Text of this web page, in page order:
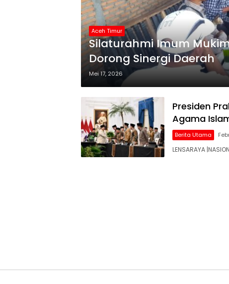
Aceh Timur
Silaturahmi Imum
Dorong Sinergi Daerah
Mei 17, 2026
Presiden
Agama
Berita Utama
LENSARAYA